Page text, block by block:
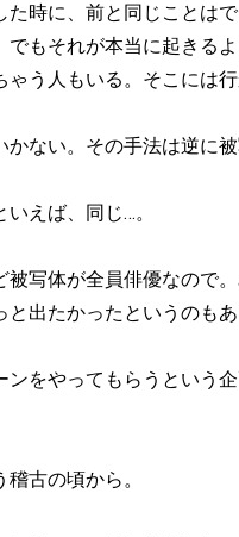
た時に、前と同じことは
でもそれが本当に起きる
う人もいる。そこには行
かない。その手法は逆に
えば、同じ…。
被写体が全員俳優なので
出たかったというのもあ
ンをやってもらうという
古の頃から。